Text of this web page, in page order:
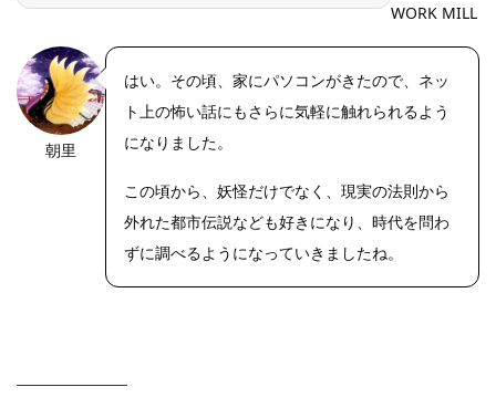
WORK MILL
朝里
はい。その頃、家にパソコンがきたので、ネッ
ト上の怖い話にもさらに気軽に触れられるよう
になりました。
この頃から、妖怪だけでなく、現実の法則から
外れた都市伝説なども好きになり、時代を問わ
ずに調べるようになっていきましたね。